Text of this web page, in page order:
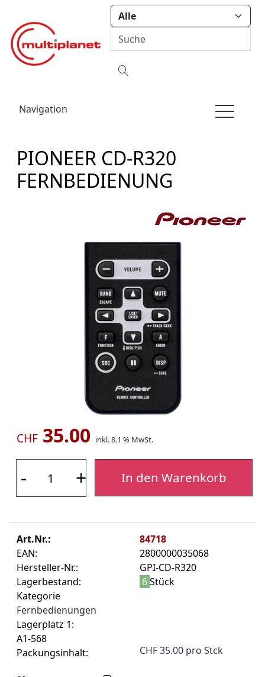
Navigation
PIONEER CD-R320
FERNBEDIENUNG
CHF 35.00 inkl. 8.1 % MwSt.
- + In den Warenkorb
Art.Nr.:
84718
EAN:
2800000035068
Hersteller-Nr.:
GPI-CD-R320
Lagerbestand:
6Stück
Kategorie
Fernbedienungen
Lagerplatz 1:
A1-568
Packungsinhalt:
CHF 35.00 pro Stck